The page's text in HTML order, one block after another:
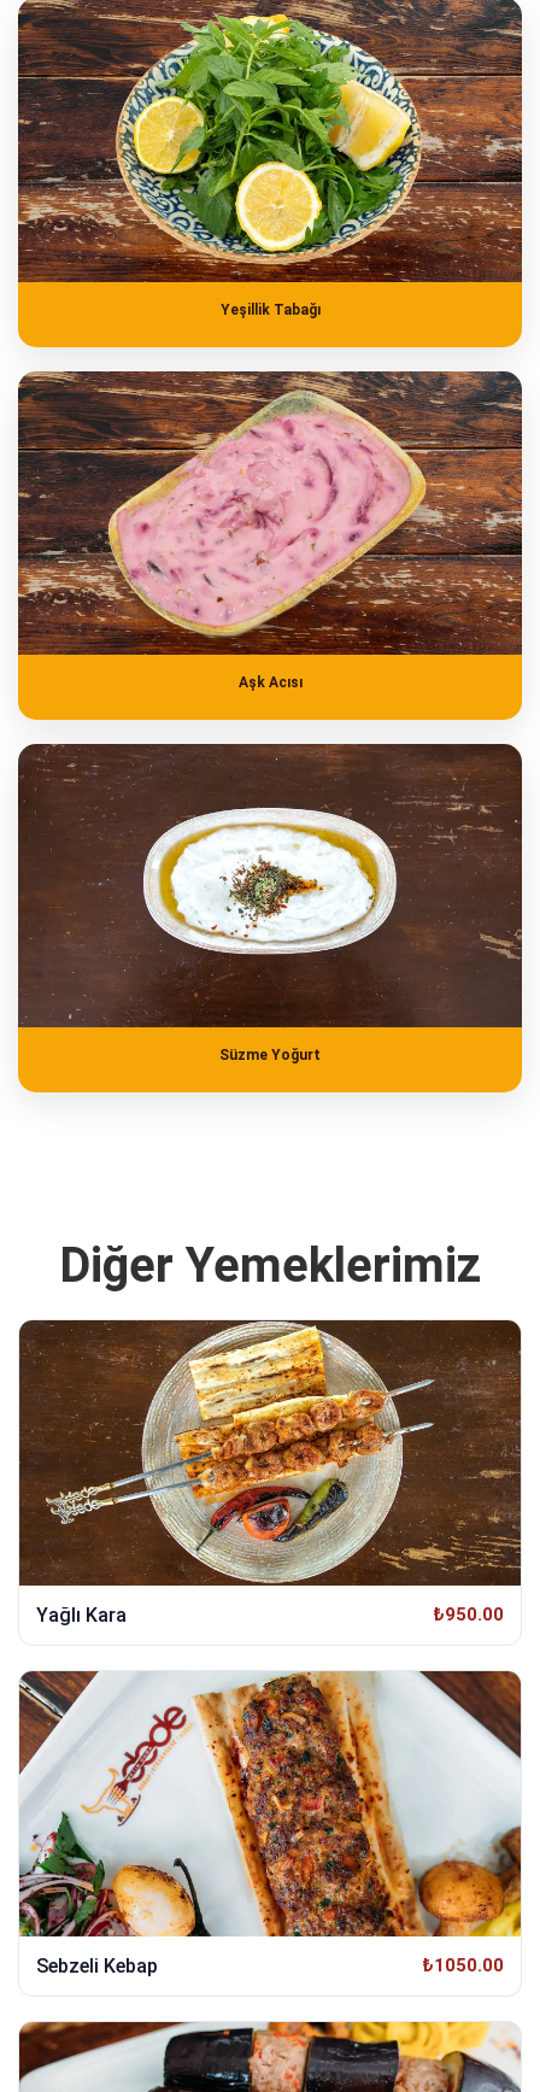
Yeşillik Tabağı
Aşk Acısı
Süzme Yoğurt
Diğer Yemeklerimiz
Yağlı Kara ₺950.00
Sebzeli Kebap ₺1050.00